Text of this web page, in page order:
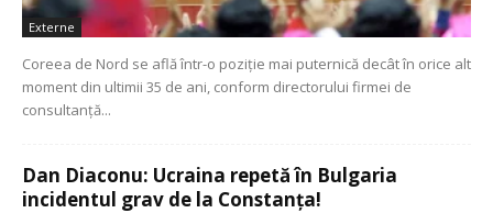
Externe
Coreea de Nord se află într-o poziție mai puternică decât în orice alt
moment din ultimii 35 de ani, conform directorului firmei de
consultanță...
Dan Diaconu: Ucraina repetă în Bulgaria
incidentul grav de la Constanța!